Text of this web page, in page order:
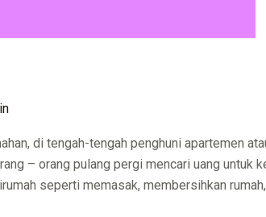
di tengah-tengah penghuni apartemen
– orang pulang pergi mencari uang untuk
seperti memasak, membersihkan